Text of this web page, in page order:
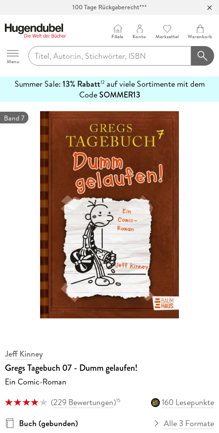
100 Tage Rückgaberecht***
Hugendubel
Menu
Filiale Konto Merkzettel Warenkorb
Summer Sale: 13% Rabatt12auf viele Sortimente mit dem
CodeSOMMER13
erfahren
Band 7
Jeff Kinney
Gregs Tagebuch 07 - Dumm gelaufen!
Ein Comic-Roman
(229 Bewertungen)15
160 Lesepunkte
Buch (gebunden)
Alle 3 Formate